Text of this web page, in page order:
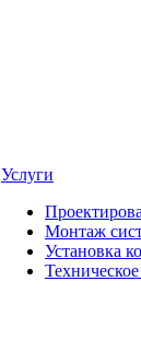
Услуги
Монтаж
Установка